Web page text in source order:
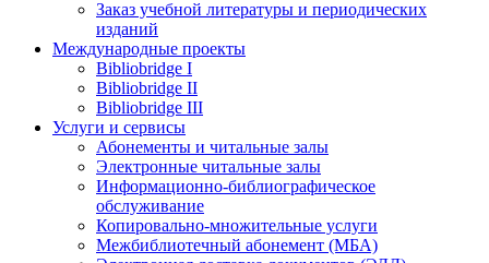
Заказ учебной литературы и периодических
изданий
Международные проекты
Bibliobridge I
Bibliobridge II
Bibliobridge III
Услуги и сервисы
Абонементы и читальные залы
Электронные читальные залы
Информационно-библиографическое
обслуживание
Копировально-множительные услуги
Межбиблиотечный абонемент (МБА)